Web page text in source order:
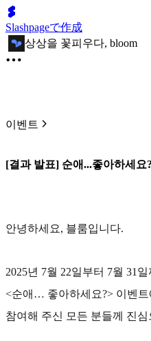
Slashpageで作成
상상을 꽃피우다, bloom
이벤트
[결과 발표] 순애...좋아하세요
안녕하세요, 블룸입니다.
2025년 7월 22일부터 7월 31
<순애… 좋아하세요?> 이벤트
참여해 주신 모든 분들께 진